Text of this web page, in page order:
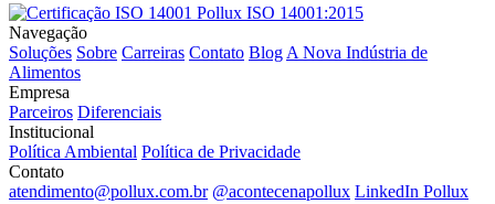
ISO 14001:2015
Navegação
Soluções Sobre Carreiras Contato Blog A Nova Indústria de
Alimentos
Empresa
Parceiros Diferenciais
Institucional
Política Ambiental Política de Privacidade
Contato
atendimento@pollux.com.br @acontecenapollux LinkedIn Pollux